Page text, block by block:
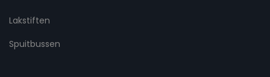
Lakstiften
Spuitbussen